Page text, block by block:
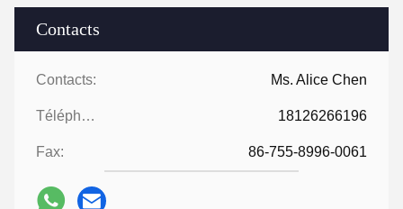
Contacts
Contacts: Ms. Alice Chen
Téléphone: 18126266196
Fax: 86-755-8996-0061